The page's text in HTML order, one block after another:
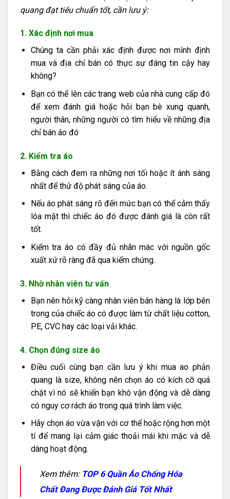
quang đạt tiêu chuẩn tốt, cần lưu ý:
1. Xác định nơi mua
Chúng ta cần phải xác định được nơi mình định
mua và địa chỉ bán có thực sự đáng tin cậy hay
không?
Bạn có thể lên các trang web của nhà cung cấp đó
để xem đánh giá hoặc hỏi bạn bè xung quanh,
người thân, những người có tìm hiểu về những địa
chỉ bán áo đó
2. Kiểm tra áo
Bằng cách đem ra những nơi tối hoặc ít ánh sáng
nhất để thử độ phát sáng của áo.
Nếu áo phát sáng rõ đến mức bạn có thể cảm thấy
lóa mặt thì chiếc áo đó được đánh giá là còn rất
tốt.
Kiểm tra áo có đầy đủ nhãn mác với nguồn gốc
xuất xứ rõ ràng đã qua kiểm chứng.
3. Nhờ nhân viên tư vấn
Bạn nên hỏi kỹ càng nhân viên bán hàng là lớp bên
trong của chiếc áo có được làm từ chất liệu cotton,
PE, CVC hay các loại vải khác.
4. Chọn đúng size áo
Điều cuối cùng bạn cần lưu ý khi mua ao phản
quang là size, không nên chọn áo có kích cỡ quá
chật vì nó sẽ khiến bạn khó vận động và dễ dàng
có nguy cơ rách áo trong quá trình làm việc.
Hãy chọn áo vừa vặn với cơ thể hoặc rộng hơn một
tí để mang lại cảm giác thoải mái khi mặc và dễ
dàng hoạt động.
Xem thêm: TOP 6 Quần Áo Chống Hóa
Chất Đang Được Đánh Giá Tốt Nhất